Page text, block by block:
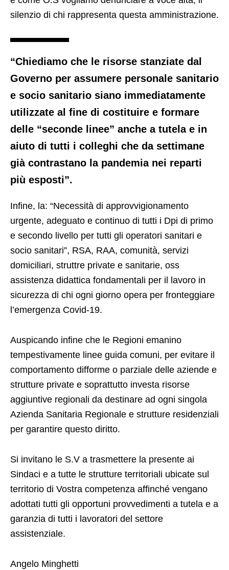
silenzio di chi rappresenta questa amministrazione.
“Chiediamo che le risorse stanziate dal
Governo per assumere personale sanitario
e socio sanitario siano immediatamente
utilizzate al fine di costituire e formare
delle “seconde linee” anche a tutela e in
aiuto di tutti i colleghi che da settimane
già contrastano la pandemia nei reparti
più esposti”.
Infine, la: “Necessità di approvvigionamento
urgente, adeguato e continuo di tutti i Dpi di primo
e secondo livello per tutti gli operatori sanitari e
socio sanitari”, RSA, RAA, comunità, servizi
domiciliari, struttre private e sanitarie, oss
assistenza didattica fondamentali per il lavoro in
sicurezza di chi ogni giorno opera per fronteggiare
l’emergenza Covid-19.
Auspicando infine che le Regioni emanino
tempestivamente linee guida comuni, per evitare il
comportamento difforme o parziale delle aziende e
strutture private e soprattutto investa risorse
aggiuntive regionali da destinare ad ogni singola
Azienda Sanitaria Regionale e strutture residenziali
per garantire questo diritto.
Si invitano le S.V a trasmettere la presente ai
Sindaci e a tutte le strutture territoriali ubicate sul
territorio di Vostra competenza affinché vengano
adottati tutti gli opportuni provvedimenti a tutela e a
garanzia di tutti i lavoratori del settore
assistenziale.
Angelo Minghetti